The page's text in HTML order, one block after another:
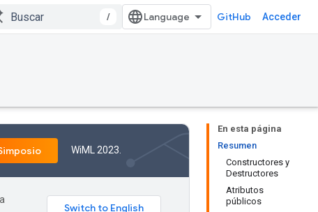
/ GitHub Acceder
En esta página
Resumen
Constructores y
Destructores
Atributos
públicos
WiML 2023.